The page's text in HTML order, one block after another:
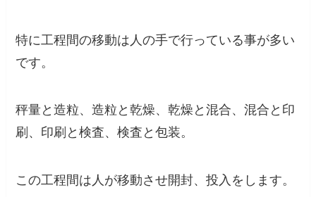
特に工程間の移動は人の手で行っている事が多い
です。
秤量と造粒、造粒と乾燥、乾燥と混合、混合と印
刷、印刷と検査、検査と包装。
この工程間は人が移動させ開封、投入をします。